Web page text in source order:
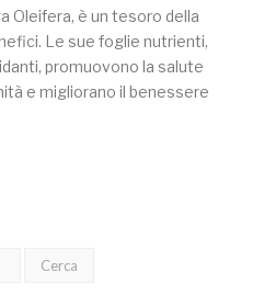
Oleifera, è un tesoro della
Le sue foglie nutrienti,
promuovono la salute
e migliorano il benessere